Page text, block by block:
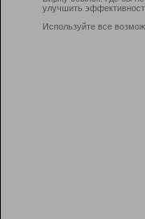
улучшить
Используйте все